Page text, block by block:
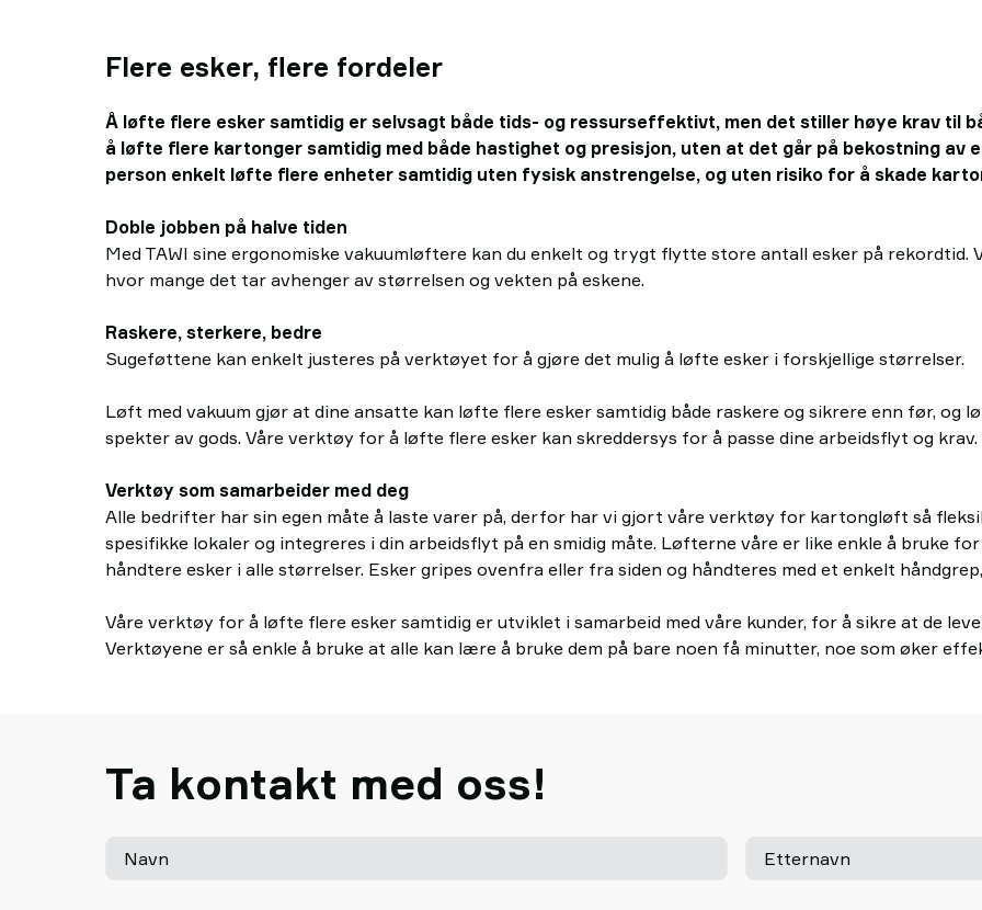
Flere esker, flere fordeler
Å løfte flere esker samtidig er selvsagt både tids- og ressurseffektivt, men det stiller høye krav til
å løfte flere kartonger samtidig med både hastighet og presisjon, uten at det går på bekostning av
person enkelt løfte flere enheter samtidig uten fysisk anstrengelse, og uten risiko for å skade
Doble jobben på halve tiden
Med TAWI sine ergonomiske vakuumløftere kan du enkelt og trygt flytte store antall esker på rekordtid.
hvor mange det tar avhenger av størrelsen og vekten på eskene.
Raskere, sterkere, bedre
Sugeføttene kan enkelt justeres på verktøyet for å gjøre det mulig å løfte esker i forskjellige størrelser.
Løft med vakuum gjør at dine ansatte kan løfte flere esker samtidig både raskere og sikrere enn før, og
spekter av gods. Våre verktøy for å løfte flere esker kan skreddersys for å passe dine arbeidsflyt og krav.
Verktøy som samarbeider med deg
Alle bedrifter har sin egen måte å laste varer på, derfor har vi gjort våre verktøy for kartongløft så
spesifikke lokaler og integreres i din arbeidsflyt på en smidig måte. Løfterne våre er like enkle å bruke
håndtere esker i alle størrelser. Esker gripes ovenfra eller fra siden og håndteres med et enkelt
Våre verktøy for å løfte flere esker samtidig er utviklet i samarbeid med våre kunder, for å sikre at de
Verktøyene er så enkle å bruke at alle kan lære å bruke dem på bare noen få minutter, noe som øker
Ta kontakt med oss!
Navn Etternavn